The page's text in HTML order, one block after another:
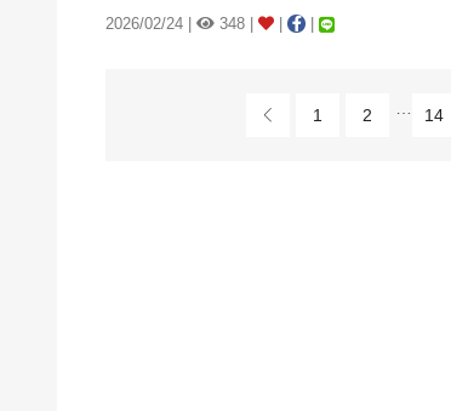
2026/02/24 | 348 |
1 2 14